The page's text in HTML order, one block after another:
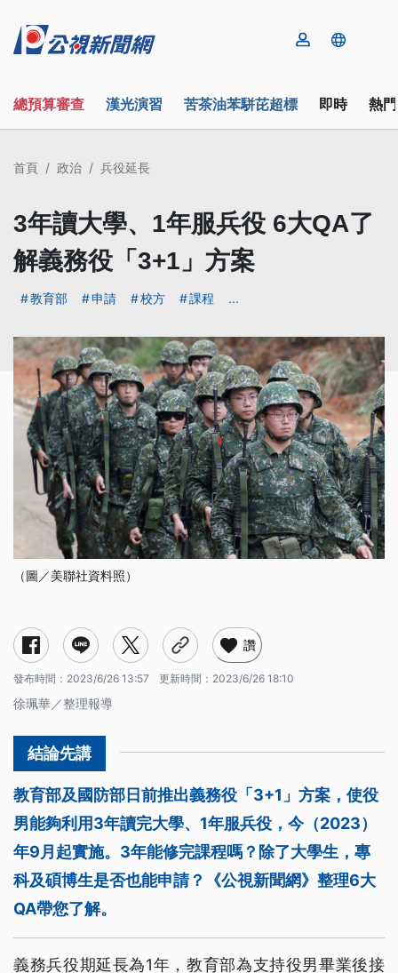
總預算審查 漢光演習 苦茶油苯駢芘超標 即時 熱
首頁 政治 兵役延長
3年讀大學、1年服兵役 6大QA了
解義務役「3+1」方案
教育部 申請 校方 課程 ...
（圖／美聯社資料照）
適用對象為何？
專科及碩博生可以申請嗎？
申請方式及時程？
國防課仍可折抵役期嗎？
驗退或停役能否立即復學？
學校及教育部怎麼配合？
讚
發布時間： 2023/6/26 13:57 更新時間： 2023/6/26 18:10
徐珮華／整理報導
教育部及國防部日前推出義務役「3+1」方案，使役
男能夠利用3年讀完大學、1年服兵役，今（2023）
年9月起實施。3年能修完課程嗎？除了大學生，專
科及碩博生是否也能申請？《公視新聞網》整理6大
QA帶您了解。
義務兵役期延長為1年，教育部為支持役男畢業後接